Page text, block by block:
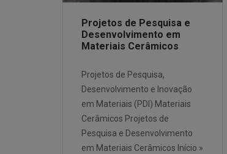
Projetos de Pesquisa e
Desenvolvimento em
Materiais Cerâmicos
Projetos de Pesquisa,
Desenvolvimento e Inovação
em Materiais (PDI) Materiais
Cerâmicos Projetos de
Pesquisa e Desenvolvimento
em Materiais Cerâmicos Início »